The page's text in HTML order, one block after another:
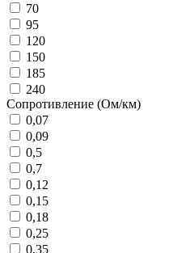
70
95
120
150
185
240
Сопротивление (Ом/км)
0,07
0,09
0,5
0,7
0,12
0,15
0,18
0,25
0,35